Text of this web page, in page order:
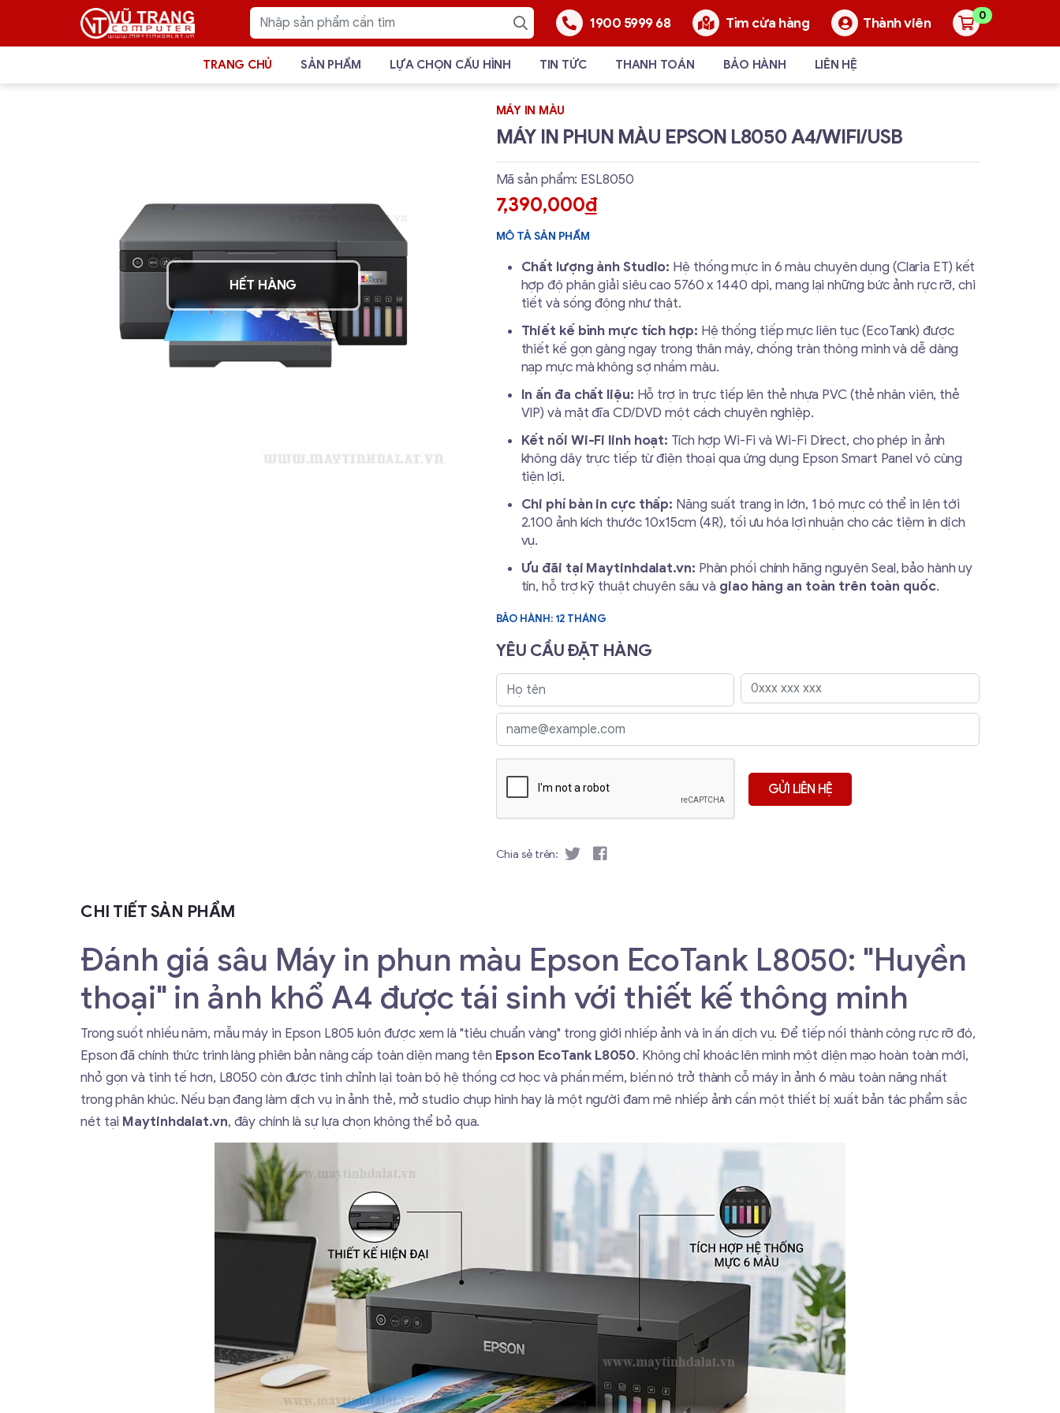
1900 5999 68 Tìm cửa hàng Thành viên 0
TRANG CHỦ SẢN PHẨM LỰA CHỌN CẤU HÌNH TIN TỨC THANH TOÁN BẢO HÀNH LIÊN HỆ
HẾT HÀNG
MÁY IN MÀU
MÁY IN PHUN MÀU EPSON L8050 A4/WIFI/USB
Mã sản phẩm: ESL8050
7,390,000đ
MÔ TẢ SẢN PHẨM
Chất lượng ảnh Studio: Hệ thống mực in 6 màu chuyên dụng (Claria ET) kết
hợp độ phân giải siêu cao 5760 x 1440 dpi, mang lại những bức ảnh rực rỡ, chi
tiết và sống động như thật.
Thiết kế bình mực tích hợp: Hệ thống tiếp mực liên tục (EcoTank) được
thiết kế gọn gàng ngay trong thân máy, chống tràn thông minh và dễ dàng
nạp mực mà không sợ nhầm màu.
In ấn đa chất liệu: Hỗ trợ in trực tiếp lên thẻ nhựa PVC (thẻ nhân viên, thẻ
VIP) và mặt đĩa CD/DVD một cách chuyên nghiệp.
Kết nối Wi-Fi linh hoạt: Tích hợp Wi-Fi và Wi-Fi Direct, cho phép in ảnh
không dây trực tiếp từ điện thoại qua ứng dụng Epson Smart Panel vô cùng
tiện lợi.
Chi phí bản in cực thấp: Năng suất trang in lớn, 1 bộ mực có thể in lên tới
2.100 ảnh kích thước 10x15cm (4R), tối ưu hóa lợi nhuận cho các tiệm in dịch
vụ.
Ưu đãi tại Maytinhdalat.vn: Phân phối chính hãng nguyên Seal, bảo hành uy
tín, hỗ trợ kỹ thuật chuyên sâu và giao hàng an toàn trên toàn quốc.
BẢO HÀNH: 12 THÁNG
YÊU CẦU ĐẶT HÀNG
Chia sẻ trên:
CHI TIẾT SẢN PHẨM
Đánh giá sâu Máy in phun màu Epson EcoTank L8050: "Huyền
thoại" in ảnh khổ A4 được tái sinh với thiết kế thông minh
Trong suốt nhiều năm, mẫu máy in Epson L805 luôn được xem là "tiêu chuẩn vàng" trong giới nhiếp ảnh và in ấn dịch vụ. Để tiếp nối thành công rực rỡ đó,
Epson đã chính thức trình làng phiên bản nâng cấp toàn diện mang tên Epson EcoTank L8050. Không chỉ khoác lên mình một diện mạo hoàn toàn mới,
nhỏ gọn và tinh tế hơn, L8050 còn được tinh chỉnh lại toàn bộ hệ thống cơ học và phần mềm, biến nó trở thành cỗ máy in ảnh 6 màu toàn năng nhất
trong phân khúc. Nếu bạn đang làm dịch vụ in ảnh thẻ, mở studio chụp hình hay là một người đam mê nhiếp ảnh cần một thiết bị xuất bản tác phẩm sắc
nét tại Maytinhdalat.vn, đây chính là sự lựa chọn không thể bỏ qua.